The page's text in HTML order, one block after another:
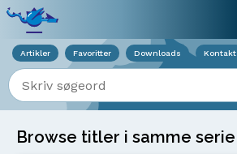
Artikler Favoritter Downloads Kontakt
Indtast søgeord
Browse titler i samme serie
Viser overlay for indkøbskurv